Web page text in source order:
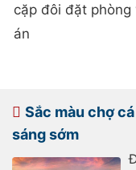
cặp đôi đặt
án
Sắc màu chợ
sáng sớm